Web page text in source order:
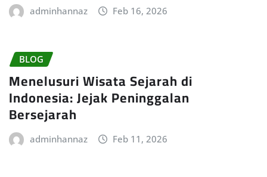
adminhannaz Feb 16, 2026
BLOG
Menelusuri Wisata Sejarah di
Indonesia: Jejak Peninggalan
Bersejarah
adminhannaz Feb 11, 2026